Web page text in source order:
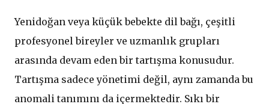
Yenidoğan veya küçük bebekte dil bağı, çeşitli
profesyonel bireyler ve uzmanlık grupları
arasında devam eden bir tartışma konusudur.
Tartışma sadece yönetimi değil, aynı zamanda bu
anomali tanımını da içermektedir. Sıkı bir